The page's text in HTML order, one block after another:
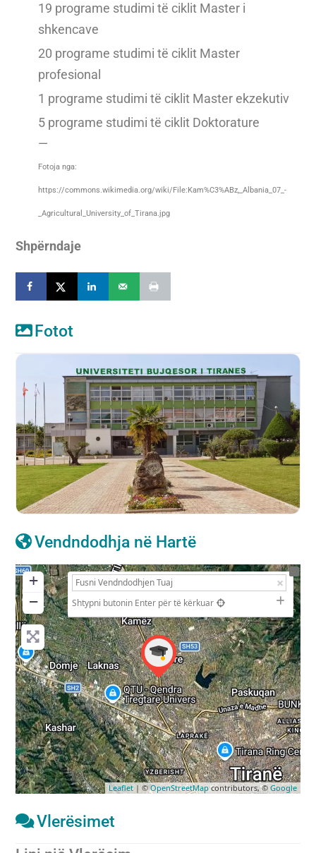
19 programe studimi të ciklit Master i
shkencave
20 programe studimi të ciklit Master
profesional
1 programe studimi të ciklit Master ekzekutiv
5 programe studimi të ciklit Doktorature
—
Fotoja nga:
https://commons.wikimedia.org/wiki/File:Kam%C3%ABz,_Albania_07_-
_Agricultural_University_of_Tirana.jpg
Shpërndaje
Fotot
Vendndodhja në Hartë
+
−
Shtypni butonin Enter për të kërkuar
Leaflet | ©OpenStreetMapcontributors, ©Google
Vlerësimet